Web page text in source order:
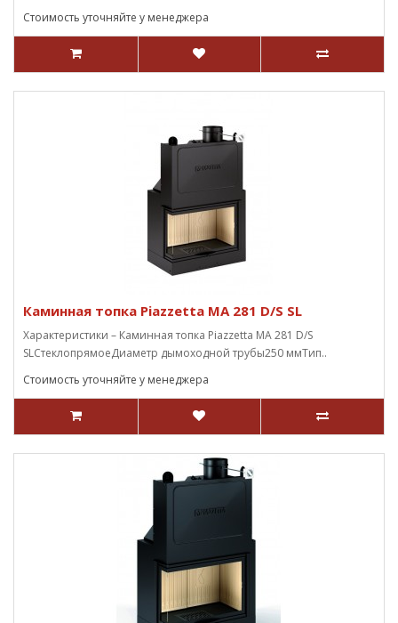
Стоимость уточняйте у менеджера
Каминная топка Piazzetta MA 281 D/S SL
Характеристики – Каминная топка Piazzetta MA 281 D/S
SLСтеклопрямоеДиаметр дымоходной трубы250 ммТип..
Стоимость уточняйте у менеджера